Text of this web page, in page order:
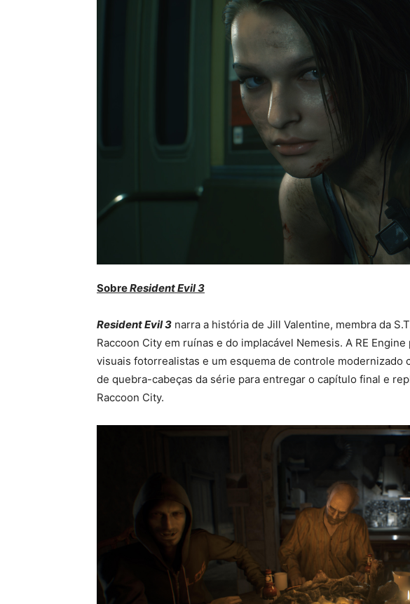
SobreResident Evil 3
Resident Evil 3 narra a história de Jill Valentine, membra da
Raccoon City em ruínas e do implacável Nemesis. A RE
visuais fotorrealistas e um esquema de controle modernizado
de quebra-cabeças da série para entregar o capítulo final e
Raccoon City.